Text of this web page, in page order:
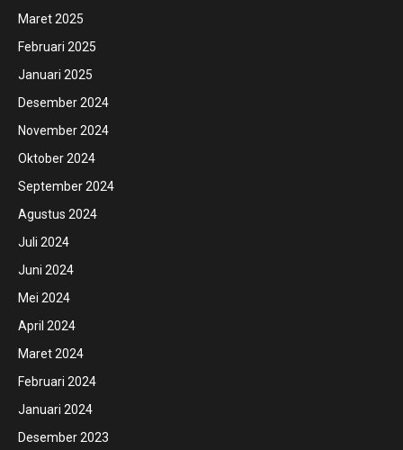
Maret 2025
Februari 2025
Januari 2025
Desember 2024
November 2024
Oktober 2024
September 2024
Agustus 2024
Juli 2024
Juni 2024
Mei 2024
April 2024
Maret 2024
Februari 2024
Januari 2024
Desember 2023